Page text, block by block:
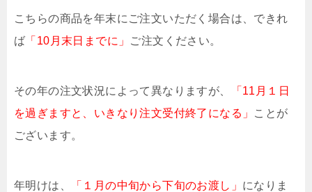
こちらの商品を年末にご注文いただく場合は、できれ
ば 「10月末日までに」 ご注文ください。
その年の注文状況によって異なりますが、
「11月１日
を過ぎますと、いきなり注文受付終了になる」 ことが
ございます。
年明けは、 「１月の中旬から下旬のお渡し」 になりま